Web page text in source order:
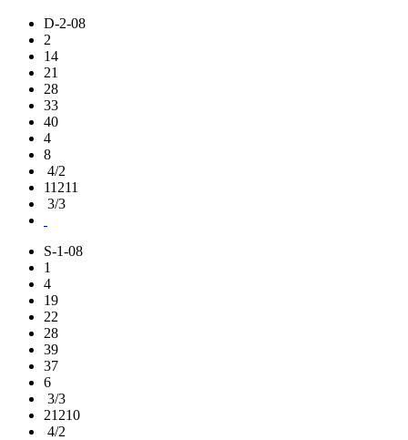
D-2-08
2
14
21
28
33
40
4
8
4/2
11211
3/3
S-1-08
1
4
19
22
28
39
37
6
3/3
21210
4/2